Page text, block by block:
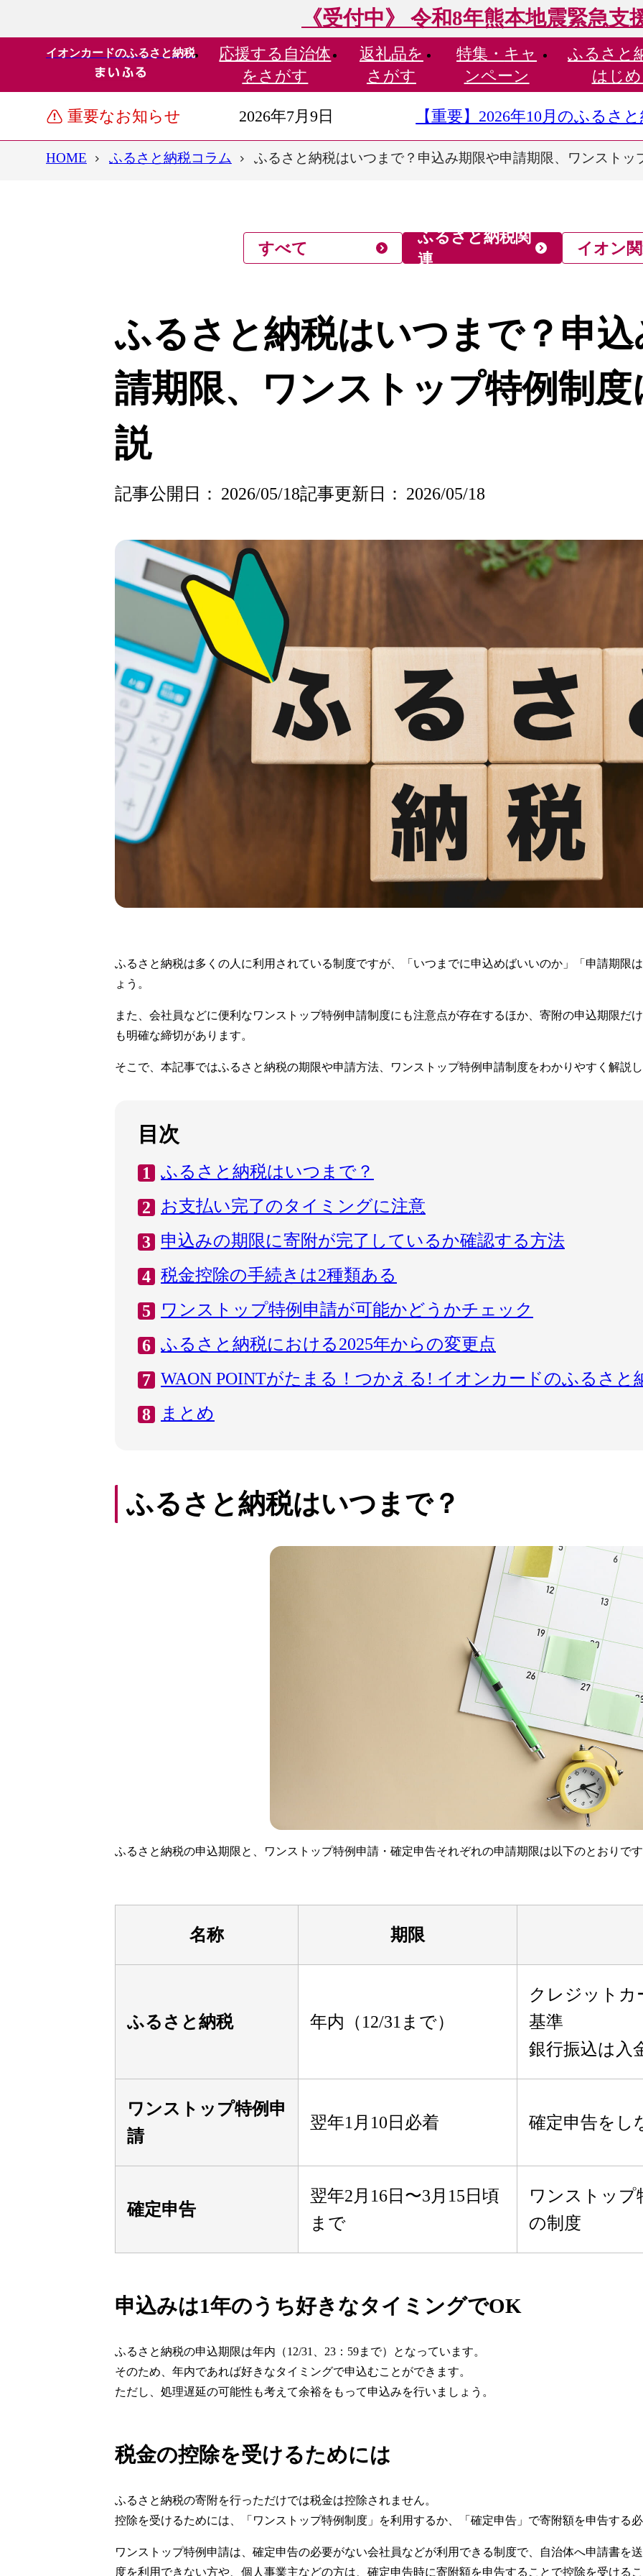
《受付中》 令和8年熊本地震緊急支
イオンカードのふるさと納税 応援する 自治体
をさがす
返礼品を
さがす
特集・ キャ
ンペーン
ふるさと
はじ
重要なお知らせ 2026年7月9日 【重要】2026年10月のふるさ
HOME ふるさと納税コラム ふるさと納税はいつまで？申込み期限や申請期限、ワンストッ
すべて
ふるさと納税関
連
イオン
ふるさと納税はいつまで？申
請期限、ワンストップ特例制
説
記事公開日： 2026/05/18記事更新日： 2026/05/18
ふるさと納税は多くの人に利用されている制度ですが、「いつまでに申込めばいいのか」「申請期限
ょう。
また、会社員などに便利なワンストップ特例申請制度にも注意点が存在するほか、寄附の申込期限だ
も明確な締切があります。
そこで、本記事ではふるさと納税の期限や申請方法、ワンストップ特例申請制度をわかりやすく解説
目次
ふるさと納税はいつまで？
お支払い完了のタイミングに注意
申込みの期限に寄附が完了しているか確認する方法
税金控除の手続きは2種類ある
ワンストップ特例申請が可能かどうかチェック
ふるさと納税における2025年からの変更点
WAON POINTがたまる！つかえる! イオンカードのふるさと
まとめ
ふるさと納税はいつまで？
ふるさと納税の申込期限と、ワンストップ特例申請・確定申告それぞれの申請期限は以下のとおりで
名称 期限
ふるさと納税 年内（12/31まで）
クレジットカ
基準
銀行振込は入
ワンストップ特例申
請
翌年1月10日必着 確定申告をし
確定申告
翌年2月16日〜3月15日頃
まで
ワンストップ
の制度
申込みは1年のうち好きなタイミングでOK
ふるさと納税の申込期限は年内（12/31、23：59まで）となっています。
そのため、年内であれば好きなタイミングで申込むことができます。
ただし、処理遅延の可能性も考えて余裕をもって申込みを行いましょう。
税金の控除を受けるためには
ふるさと納税の寄附を行っただけでは税金は控除されません。
控除を受けるためには、「ワンストップ特例制度」を利用するか、「確定申告」で寄附額を申告する
ワンストップ特例申請は、確定申告の必要がない会社員などが利用できる制度で、自治体へ申請書を
度を利用できない方や、個人事業主などの方は、確定申告時に寄附額を申告することで控除を受ける